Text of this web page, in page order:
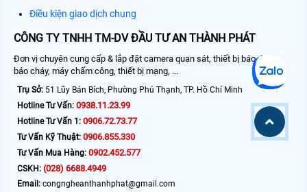
Điều kiện giao dịch chung
CÔNG TY TNHH TM-DV ĐẦU TƯ AN THÀNH PHÁT
Đơn vị chuyên cung cấp & lắp đặt camera quan sát, thiết bị báo động,
báo cháy, máy chấm công, thiết bị mạng, ...
Trụ Sở: 51 Lũy Bán Bích, Phường Phú Thạnh, TP. Hồ Chí Minh
Hotline Tư Vấn: 0938.11.23.99
Hotline Tư Vấn 1: 0906.72.73.77
Tư Vấn Kỹ Thuật: 0906.855.330
Tư Vấn Mua Hàng: 0902.452.577
CSKH: (028) 6688.4949
Email: congngheanthanhphat@gmail.com